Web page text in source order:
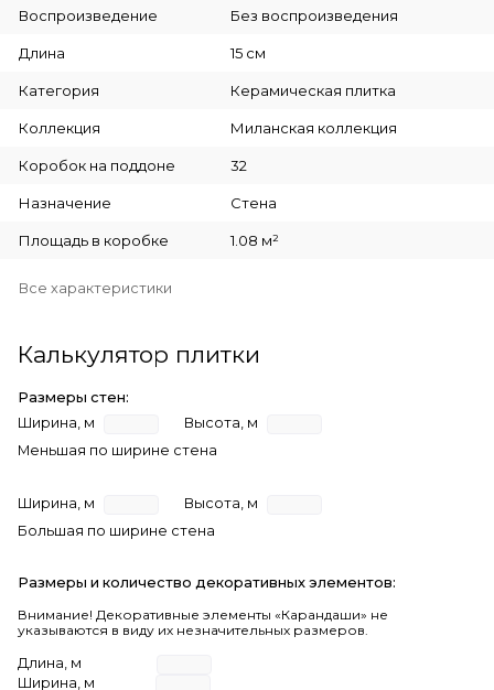
Воспроизведение Без воспроизведения
Длина 15 см
Категория Керамическая плитка
Коллекция Миланская коллекция
Коробок на поддоне 32
Назначение Стена
Площадь в коробке 1.08 м²
Все характеристики
Калькулятор плитки
Размеры стен:
Ширина, м
Высота, м
Меньшая по ширине стена
Ширина, м
Высота, м
Большая по ширине стена
Размеры и количество декоративных элементов:
Внимание! Декоративные элементы «Карандаши» не
указываются в виду их незначительных размеров.
Длина, м
Ширина, м